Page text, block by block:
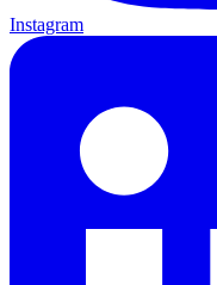
Instagram